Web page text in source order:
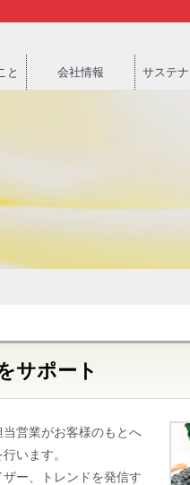
と 会社情報 サステ
サポート
営業がお客様のもとへ
います。
ー、トレンドを発信す